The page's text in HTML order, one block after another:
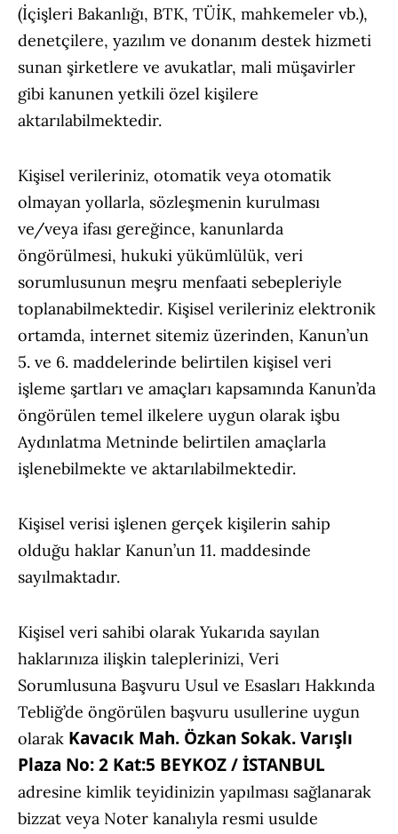
(İçişleri Bakanlığı, BTK, TÜİK, mahkemeler vb.),
denetçilere, yazılım ve donanım destek hizmeti
sunan şirketlere ve avukatlar, mali müşavirler
gibi kanunen yetkili özel kişilere
aktarılabilmektedir.
Kişisel verileriniz, otomatik veya otomatik
olmayan yollarla, sözleşmenin kurulması
ve/veya ifası gereğince, kanunlarda
öngörülmesi, hukuki yükümlülük, veri
sorumlusunun meşru menfaati sebepleriyle
toplanabilmektedir. Kişisel verileriniz elektronik
ortamda, internet sitemiz üzerinden, Kanun’un
5. ve 6. maddelerinde belirtilen kişisel veri
işleme şartları ve amaçları kapsamında Kanun’da
öngörülen temel ilkelere uygun olarak işbu
Aydınlatma Metninde belirtilen amaçlarla
işlenebilmekte ve aktarılabilmektedir.
Kişisel verisi işlenen gerçek kişilerin sahip
olduğu haklar Kanun’un 11. maddesinde
sayılmaktadır.
Kişisel veri sahibi olarak Yukarıda sayılan
haklarınıza ilişkin taleplerinizi, Veri
Sorumlusuna Başvuru Usul ve Esasları Hakkında
Tebliğ’de öngörülen başvuru usullerine uygun
olarak Kavacık Mah. Özkan Sokak. Varışlı
Plaza No: 2 Kat:5 BEYKOZ / İSTANBUL
adresine kimlik teyidinizin yapılması sağlanarak
bizzat veya Noter kanalıyla resmi usulde